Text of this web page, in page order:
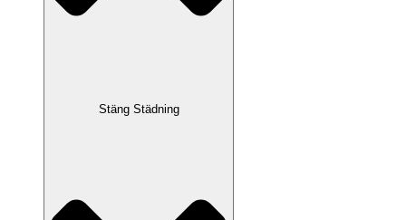
Stäng Städning